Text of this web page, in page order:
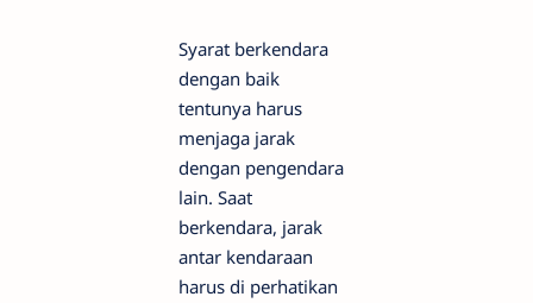
Syarat berkendara
dengan baik
tentunya harus
menjaga jarak
dengan pengendara
lain. Saat
berkendara, jarak
antar kendaraan
harus di perhatikan